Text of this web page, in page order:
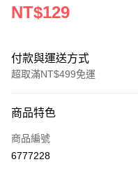
NT$129
付款與運送方式
超取滿NT$499免運
信用卡一次付款
超商取貨付款
商品特色
商品編號
6777228